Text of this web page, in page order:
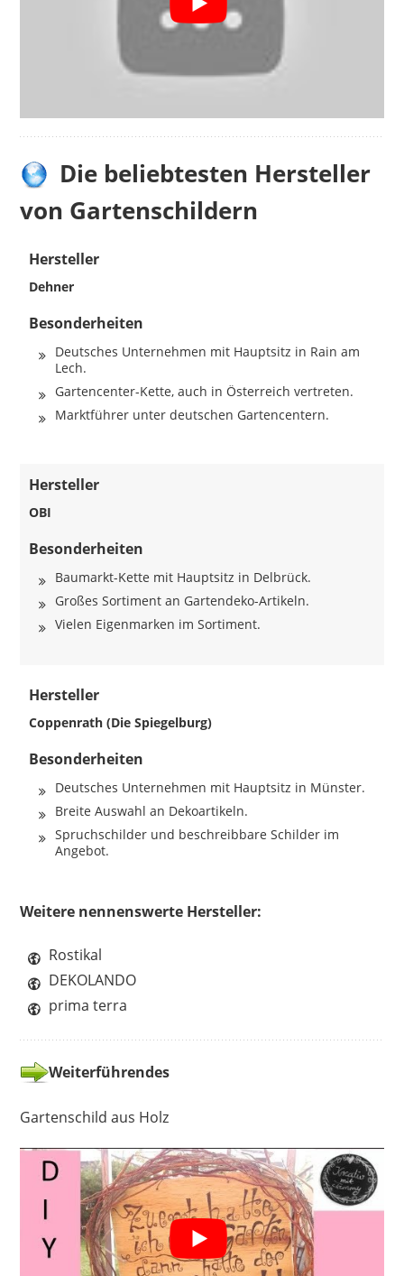
Die beliebtesten Hersteller
von Gartenschildern
Hersteller
Dehner
Besonderheiten
Deutsches Unternehmen mit Hauptsitz in Rain am
Lech.
Gartencenter-Kette, auch in Österreich vertreten.
Marktführer unter deutschen Gartencentern.
Hersteller
OBI
Besonderheiten
Baumarkt-Kette mit Hauptsitz in Delbrück.
Großes Sortiment an Gartendeko-Artikeln.
Vielen Eigenmarken im Sortiment.
Hersteller
Coppenrath (Die Spiegelburg)
Besonderheiten
Deutsches Unternehmen mit Hauptsitz in Münster.
Breite Auswahl an Dekoartikeln.
Spruchschilder und beschreibbare Schilder im
Angebot.
Weitere nennenswerte Hersteller:
Rostikal
DEKOLANDO
prima terra
Weiterführendes
Gartenschild aus Holz